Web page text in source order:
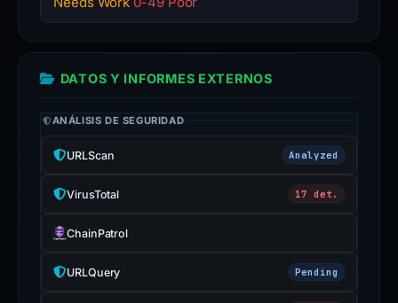
DATOS Y INFORMES EXTERNOS
ANÁLISIS DE SEGURIDAD
URLScan Analyzed
VirusTotal 17 det.
ChainPatrol
URLQuery Pending